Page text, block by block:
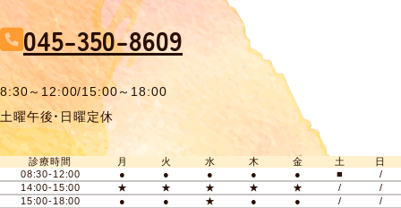
045-350-8609
8:30～12:00/15:00～18:00
土曜午後・日曜定休
診療時間 月 火 水 木 金 土
日
08:30-12:00
● ● ● ● ● ■
/
14:00-15:00
★ ★ ★ ★ ★ /
/
15:00-18:00
● ● ★ ● ● /
/